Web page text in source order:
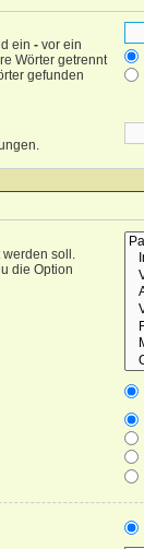
ein -vor ein
Wörter getrennt
gefunden
werden soll.
die Option